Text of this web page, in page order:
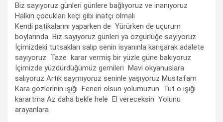
Biz sayıyoruz günleri günlere bağlıyoruz ve inanıyoruz
Halkın çocukları keçi gibi inatçı olmalı
Kendi patikalarını yaparken de Yürürken de uçurum
boylarında Biz sayıyoruz günleri ya özgürlüğe sayıyoruz
İçimizdeki tutsakları salıp senin isyanınla karışarak adalete
sayıyoruz Taze karar vermiş bir yüzle güne bakıyoruz
İçimizde yüzdürdüğümüz gemileri Mavi okyanuslara
salıyoruz Artık saymıyoruz seninle yaşıyoruz Mustafam
Kara gözlerinin ışığı Feneri olsun yolumuzun Tut o ışığı
karartma Az daha bekle hele El vereceksin Yolunu
arayanlara